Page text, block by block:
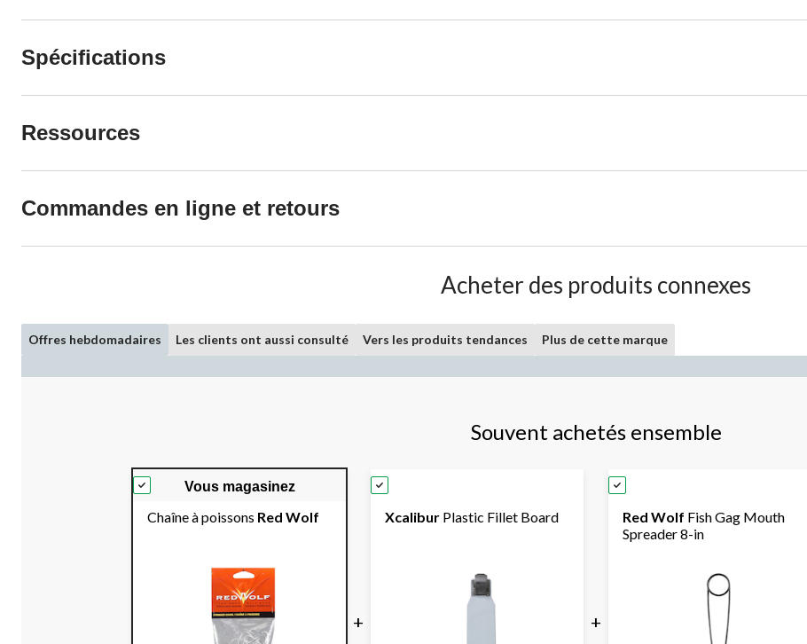
Spécifications
Ressources
Commandes en ligne et retours
Acheter des produits connexes
Offres hebdomadaires Les clients ont aussi consulté Vers les produits tendances Plus de cette marque
Souvent achetés ensemble
Vous magasinez
Chaîne à poissons Red Wolf
+
Xcalibur Plastic Fillet Board
+
Red Wolf Fish Gag Mouth
Spreader 8-in